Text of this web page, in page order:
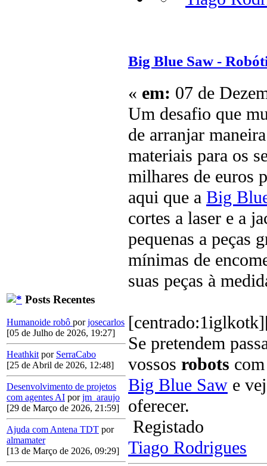
Posts Recentes
Humanoide robô porjosecarlos
[05 de Julho de 2026, 19:27]
Heathkit por SerraCabo
[25 de Abril de 2026, 12:48]
Desenvolvimento de projetos
com agentes AI porjm_araujo
[29 de Março de 2026, 21:59]
Ajuda com Antena TDT por
almamater
[13 de Março de 2026, 09:29]
Big Blue Saw -
« em: 07 de
Um desafio que
de arranjar
materiais para os
milhares de euros
aqui que a Big
cortes a laser e a
pequenas a peças
mínimas de
suas peças à
[centrado:1iglkotk]
Se pretendem
vossos robots
Big Blue Saw e
oferecer.
Registado
Tiago Rodrigues